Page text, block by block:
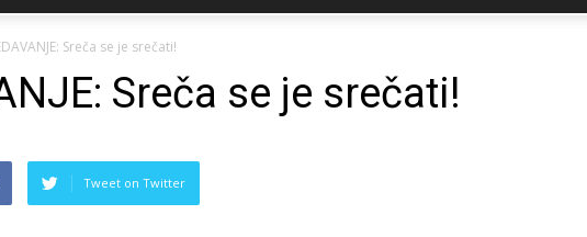
Sreča se je srečati!
Sreča se je srečati!
Tweet on Twitter